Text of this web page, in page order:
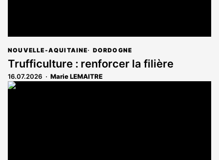
NOUVELLE-AQUITAINE DORDOGNE
Trufficulture : renforcer la filière
16.07.2026 Marie LEMAITRE